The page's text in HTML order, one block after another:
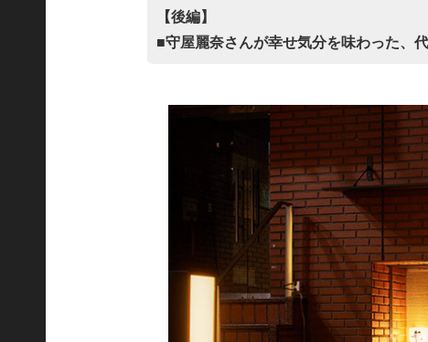
【後編】
■守屋麗奈さんが幸せ気分を味わった、